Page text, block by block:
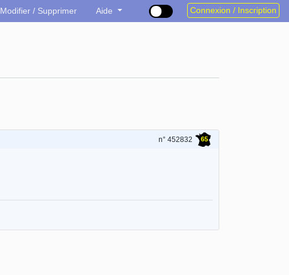
Modifier / Supprimer Aide Connexion / Inscription
n° 452832 65